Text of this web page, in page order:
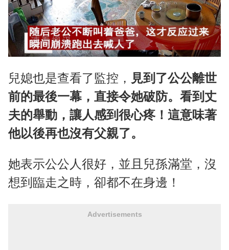
兒媳也是查看了監控， 見到了公公離世
前的最後一幕，直接令她破防。看到丈
夫的舉動，讓人感到很心疼！這意味著
他以後再也沒有父親了。
她表示公公人很好，並且兒孫滿堂，沒
想到臨走之時，卻都不在身邊！
Advertisements